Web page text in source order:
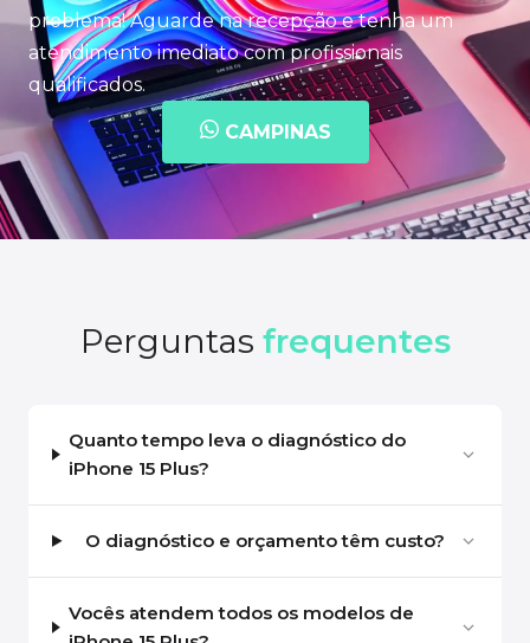
problema! Aguarde na recepção e tenha um
atendimento imediato com profissionais
qualificados.
CAMPINAS
Perguntas frequentes
Quanto tempo leva o diagnóstico do
iPhone 15 Plus?
O diagnóstico e orçamento têm custo?
Vocês atendem todos os modelos de